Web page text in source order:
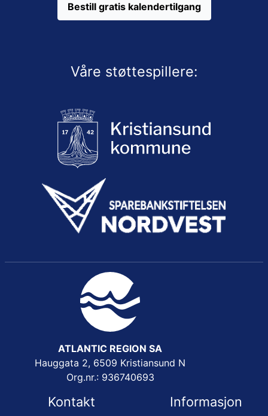
Bestill gratis kalendertilgang
Våre støttespillere:
ATLANTIC REGION SA
Hauggata 2, 6509 Kristiansund N
Org.nr.: 936740693
Kontakt Informasjon